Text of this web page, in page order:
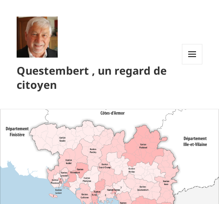
Questembert , un regard de
citoyen